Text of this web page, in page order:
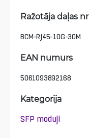
Ražotāja daļas nr
BCM-RJ45-10G-30M
EAN numurs
5061093892168
Kategorija
SFP moduļi